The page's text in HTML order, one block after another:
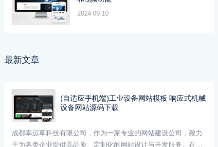
2024-09-10
最新文章
(自适应手机端)工业设备网站模板 响应式机械
设备网站源码下载
成都幸运草科技有限公司，作为一家专业的网站建设公司，致力
于为各类企业提供高品质、定制化的网站设计与开发服务。在机